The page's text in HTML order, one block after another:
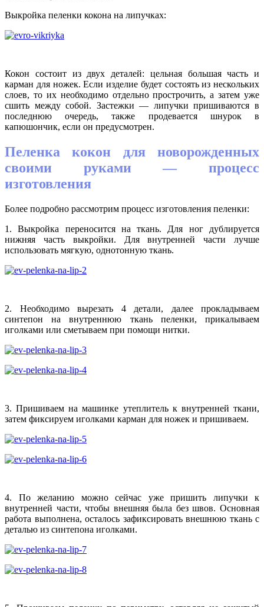
Выкройка пеленки кокона на липучках:
Кокон состоит из двух деталей: цельная большая часть и
карман для ножек. Если изделие будет состоять из нескольких
слоев, то их необходимо отдельно прострочить, а затем уже
сшить между собой. Застежки — липучки пришиваются в
последнюю очередь, также продевается шнурок в
капюшончик, если он предусмотрен.
Пеленка кокон для новорожденных
своими руками — процесс
изготовления
Более подробно рассмотрим процесс изготовления пеленки:
1. Выкройка переносится на ткань. Для ног дублируется
нижняя часть выкройки. Для внутренней части лучше
использовать мягкую, однотонную ткань.
2. Необходимо вырезать 4 детали, далее прокладываем
синтепон на внутреннюю ткань пеленки, прикалываем
иголками или сметываем при помощи нитки.
3. Пришиваем на машинке утеплитель к внутренней ткани,
затем фиксируем иголками карман для ножек и пришиваем.
4. По желанию можно сейчас уже пришить липучки к
внутренней части, чтобы внешняя была без швов. Основная
работа выполнена, осталось зафиксировать внешнюю ткань с
деталью из синтепона иголками.